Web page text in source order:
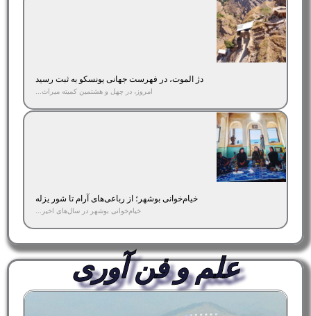
دژ الموت، در فهرست جهانی یونسکو به ثبت رسید
امروز، در چهل و هشتمین کمیته میراث...
خیام‌خوانی بوشهر؛ از رباعی‌های آرام تا شور یزله
خیام‌خوانی بوشهر در سال‌های اخیر...
علم و فن آوری